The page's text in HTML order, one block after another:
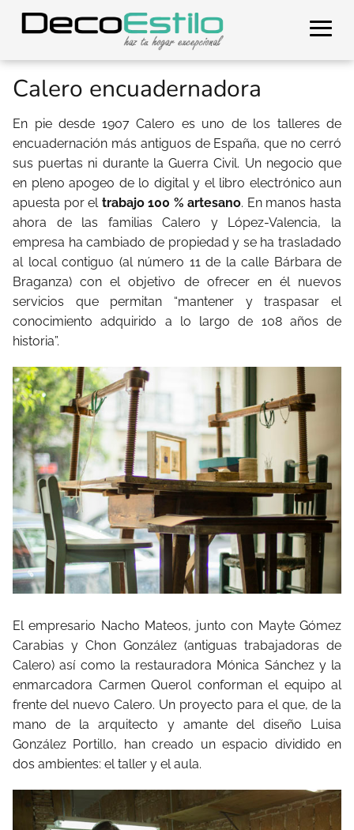
Calero encuadernadora
En pie desde 1907 Calero es uno de los talleres de
encuadernación más antiguos de España, que no cerró
sus puertas ni durante la Guerra Civil. Un negocio que
en pleno apogeo de lo digital y el libro electrónico aun
apuesta por el trabajo 100 % artesano. En manos hasta
ahora de las familias Calero y López-Valencia, la
empresa ha cambiado de propiedad y se ha trasladado
al local contiguo (al número 11 de la calle Bárbara de
Braganza) con el objetivo de ofrecer en él nuevos
servicios que permitan “mantener y traspasar el
conocimiento adquirido a lo largo de 108 años de
historia”.
El empresario Nacho Mateos, junto con Mayte Gómez
Carabias y Chon González (antiguas trabajadoras de
Calero) así como la restauradora Mónica Sánchez y la
enmarcadora Carmen Querol conforman el equipo al
frente del nuevo Calero. Un proyecto para el que, de la
mano de la arquitecto y amante del diseño Luisa
González Portillo, han creado un espacio dividido en
dos ambientes: el taller y el aula.